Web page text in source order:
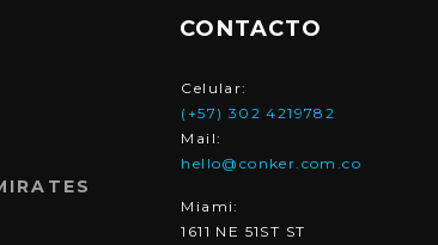
CONTACTO
Celular:
(+57) 302 4219782
Mail:
hello@conker.com.co
Miami:
1611 NE 51ST ST